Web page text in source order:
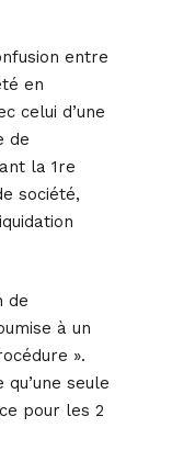
entre
en
celui d’une
de
la 1re
société,
de
à un
».
seule
pour les 2